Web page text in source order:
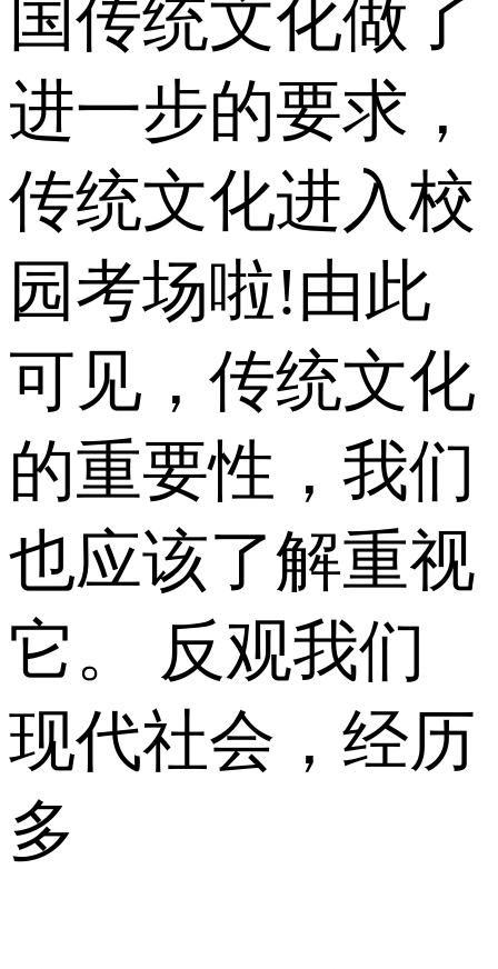
国传统文化做了
进一步的要求，
传统文化进入校
园考场啦!由此
可见，传统文化
的重要性，我们
也应该了解重视
它。 反观我们
现代社会，经历
多